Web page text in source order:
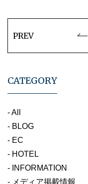
PREV
CATEGORY
- All
- BLOG
- EC
- HOTEL
- INFORMATION
- メディア掲載情報